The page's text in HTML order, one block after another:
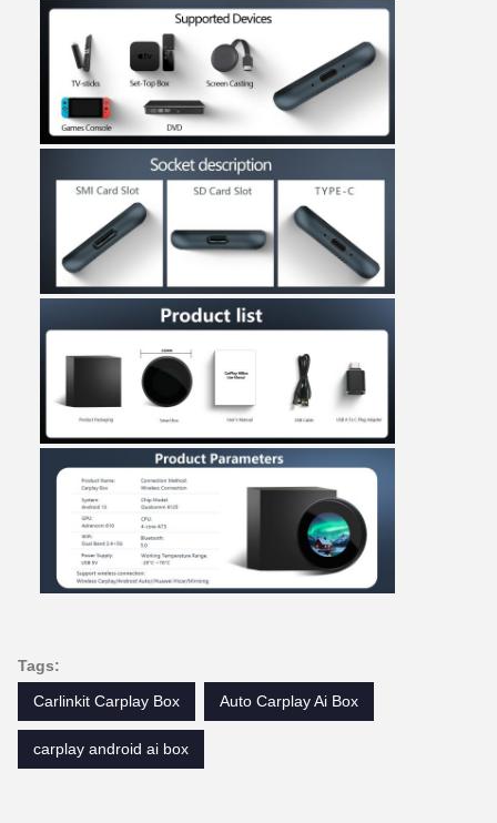
Tags:
Carlinkit Carplay Box
Auto Carplay Ai Box
carplay android ai box